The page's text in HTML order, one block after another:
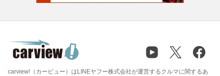
carview!（カービュー）はLINEヤフー株式会社が運営するクルマに関するあ